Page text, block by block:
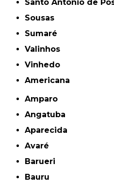
Santo Antônio de
Sousas
Sumaré
Valinhos
Vinhedo
americana
Amparo
Angatuba
Aparecida
Avaré
Barueri
Bauru